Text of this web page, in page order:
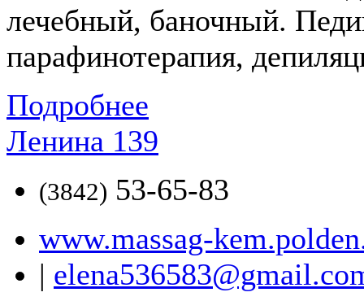
лечебный, баночный.
парафинотерапия,
Подробнее
Ленина 139
(3842) 53-65-83
www.massag-
|